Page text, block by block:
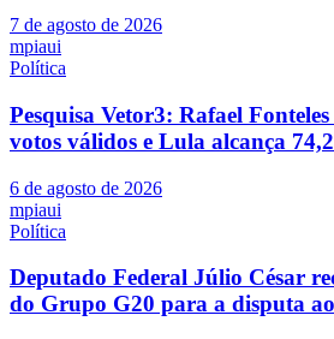
7 de agosto de 2026
mpiaui
Política
Pesquisa Vetor3: Rafael
votos válidos e Lula alcança
6 de agosto de 2026
mpiaui
Política
Deputado Federal Júlio César
do Grupo G20 para a disputa